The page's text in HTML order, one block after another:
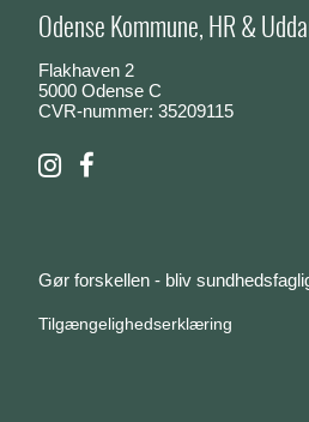
Odense Kommune, HR &
Flakhaven 2
5000 Odense C
CVR-nummer: 35209115
Gør forskellen - bliv
Tilgængelighedserklæring